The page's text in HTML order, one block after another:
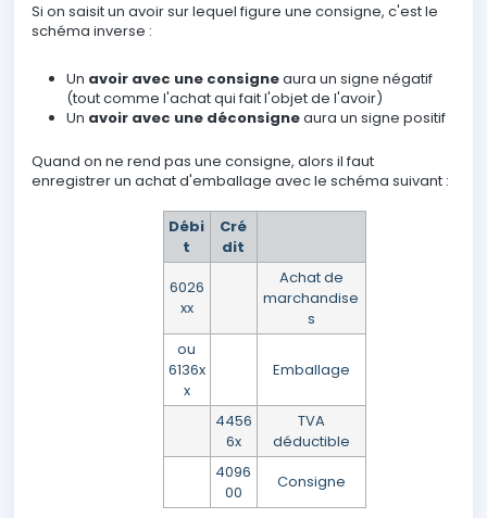
Si on saisit un avoir sur lequel figure une consigne, c'est le
schéma inverse :
Un avoir avec une consigneaura un signe négatif
(tout comme l'achat qui fait l'objet de l'avoir)
Un avoir avec une déconsigneaura un signe positif
Quand on ne rend pas une consigne, alors il faut
enregistrer un achat d'emballage avec le schéma suivant :
Débi
t
Cré
dit
6026
xx
Achat de
marchandise
s
ou
6136x
x
Emballage
4456
6x
TVA
déductible
4096
00
Consigne